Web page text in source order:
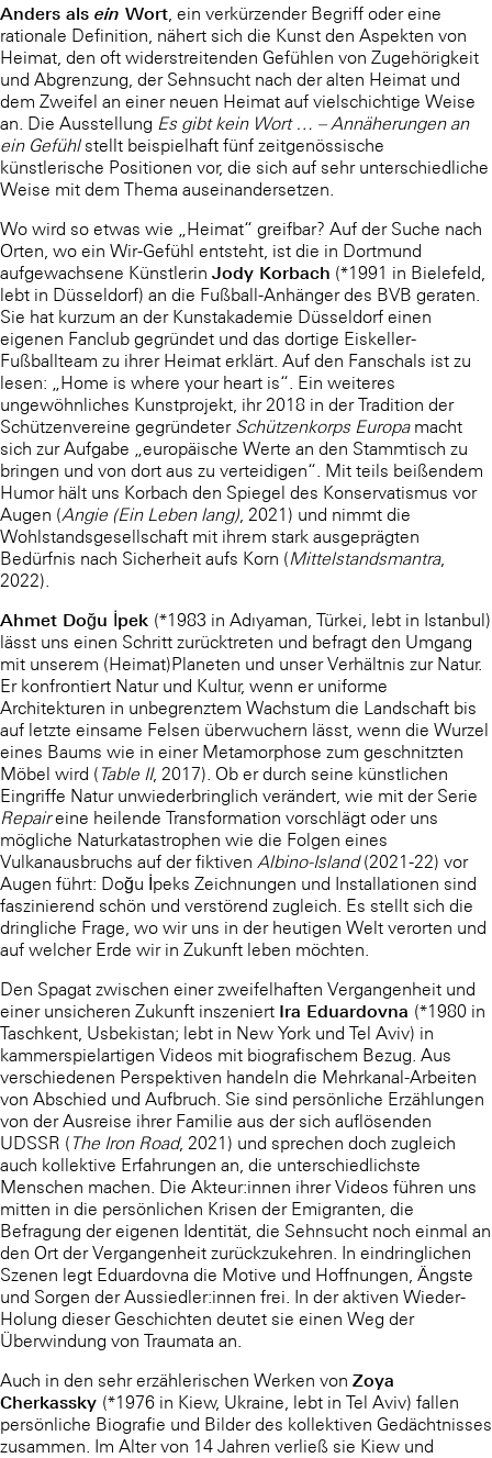
Anders als ein Wort , ein verkürzender Begriff oder eine
rationale Definition, nähert sich die Kunst den Aspekten von
Heimat, den oft widerstreitenden Gefühlen von Zugehörigkeit
und Abgrenzung, der Sehnsucht nach der alten Heimat und
dem Zweifel an einer neuen Heimat auf vielschichtige Weise
an. Die Ausstellung Es gibt kein Wort … – Annäherungen an
ein Gefühlstellt beispielhaft fünf zeitgenössische
künstlerische Positionen vor, die sich auf sehr unterschiedliche
Weise mit dem Thema auseinandersetzen.
Wo wird so etwas wie „Heimat“ greifbar? Auf der Suche nach
Orten, wo ein Wir-Gefühl entsteht, ist die in Dortmund
aufgewachsene Künstlerin Jody Korbach (*1991 in Bielefeld,
lebt in Düsseldorf) an die Fußball-Anhänger des BVB geraten.
Sie hat kurzum an der Kunstakademie Düsseldorf einen
eigenen Fanclub gegründet und das dortige Eiskeller-
Fußballteam zu ihrer Heimat erklärt. Auf den Fanschals ist zu
lesen: „Home is where your heart is“. Ein weiteres
ungewöhnliches Kunstprojekt, ihr 2018 in der Tradition der
Schützenvereine gegründeter Schützenkorps Europamacht
sich zur Aufgabe „europäische Werte an den Stammtisch zu
bringen und von dort aus zu verteidigen“. Mit teils beißendem
Humor hält uns Korbach den Spiegel des Konservatismus vor
Augen (Angie (Ein Leben lang) , 2021) und nimmt die
Wohlstandsgesellschaft mit ihrem stark ausgeprägten
Bedürfnis nach Sicherheit aufs Korn (Mittelstandsmantra,
2022).
Ahmet Doğu İpek (*1983 in Adıyaman, Türkei, lebt in Istanbul)
lässt uns einen Schritt zurücktreten und befragt den Umgang
mit unserem (Heimat)Planeten und unser Verhältnis zur Natur.
Er konfrontiert Natur und Kultur, wenn er uniforme
Architekturen in unbegrenztem Wachstum die Landschaft bis
auf letzte einsame Felsen überwuchern lässt, wenn die Wurzel
eines Baums wie in einer Metamorphose zum geschnitzten
Möbel wird ( Table II, 2017). Ob er durch seine künstlichen
Eingriffe Natur unwiederbringlich verändert, wie mit der Serie
Repaireine heilende Transformation vorschlägt oder uns
mögliche Naturkatastrophen wie die Folgen eines
Vulkanausbruchs auf der fiktiven Albino-Island(2021-22) vor
Augen führt: Doğu İpeks Zeichnungen und Installationen sind
faszinierend schön und verstörend zugleich. Es stellt sich die
dringliche Frage, wo wir uns in der heutigen Welt verorten und
auf welcher Erde wir in Zukunft leben möchten.
Den Spagat zwischen einer zweifelhaften Vergangenheit und
einer unsicheren Zukunft inszeniert Ira Eduardovna (*1980 in
Taschkent, Usbekistan; lebt in New York und Tel Aviv) in
kammerspielartigen Videos mit biografischem Bezug. Aus
verschiedenen Perspektiven handeln die Mehrkanal-Arbeiten
von Abschied und Aufbruch. Sie sind persönliche Erzählungen
von der Ausreise ihrer Familie aus der sich auflösenden
UDSSR ( The Iron Road, 2021) und sprechen doch zugleich
auch kollektive Erfahrungen an, die unterschiedlichste
Menschen machen. Die Akteur:innen ihrer Videos führen uns
mitten in die persönlichen Krisen der Emigranten, die
Befragung der eigenen Identität, die Sehnsucht noch einmal an
den Ort der Vergangenheit zurückzukehren. In eindringlichen
Szenen legt Eduardovna die Motive und Hoffnungen, Ängste
und Sorgen der Aussiedler:innen frei. In der aktiven Wieder-
Holung dieser Geschichten deutet sie einen Weg der
Überwindung von Traumata an.
Auch in den sehr erzählerischen Werken von Zoya
Cherkassky (*1976 in Kiew, Ukraine, lebt in Tel Aviv) fallen
persönliche Biografie und Bilder des kollektiven Gedächtnisses
zusammen. Im Alter von 14 Jahren verließ sie Kiew und